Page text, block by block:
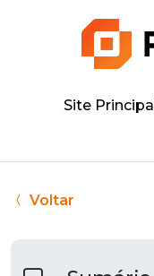
Site Principal
Voltar